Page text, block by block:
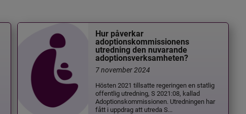
Hur påverkar
adoptionskommissionens
utredning den nuvarande
adoptionsverksamheten?
7 november 2024
Hösten 2021 tillsatte regeringen en statlig
offentlig utredning, S 2021:08, kallad
Adoptionskommissionen. Utredningen har
fått i uppdrag att utreda S...